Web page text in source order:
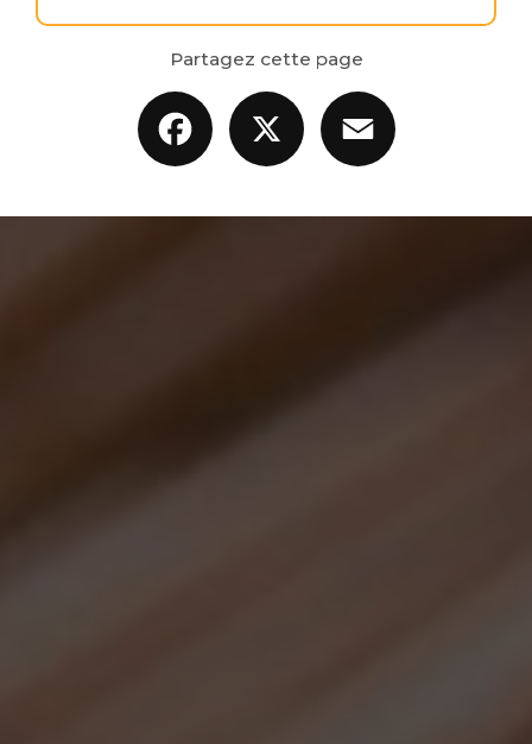
Partagez cette page
Facebook